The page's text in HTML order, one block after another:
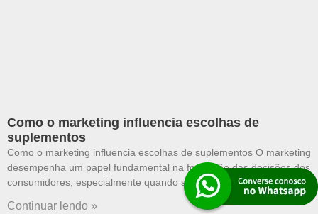
Como o marketing influencia escolhas de
suplementos
Como o marketing influencia escolhas de suplementos O marketing
desempenha um papel fundamental na formação das decisões dos
consumidores, especialmente quando se trata de **suplementos
Continuar lendo »